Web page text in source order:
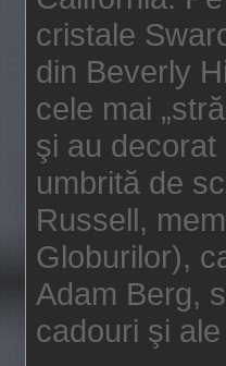
cristale
din Beverly
cele mai
şi au
umbrită de
Russell,
Globurilor),
Adam Berg,
cadouri şi